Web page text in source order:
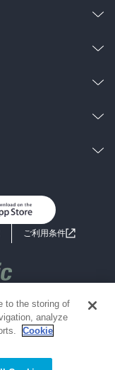
ラノベ
わせ
ご利用条件
Inc.
market only
to the storing of
analyze
Cookie